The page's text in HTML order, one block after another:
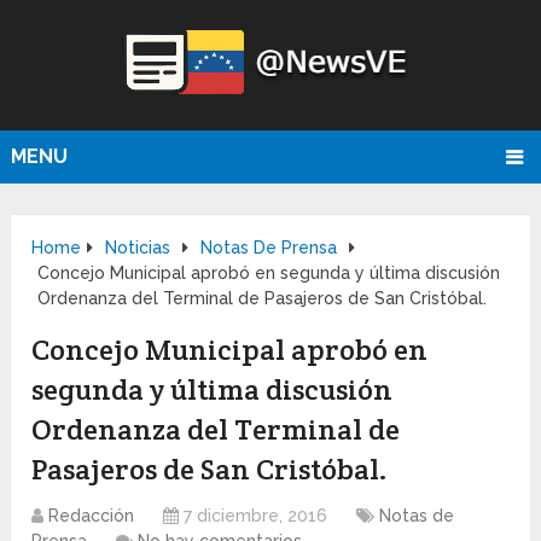
MENU
Home Noticias
Notas De Prensa
Concejo Municipal aprobó en segunda y última discusión
Ordenanza del Terminal de Pasajeros de San Cristóbal.
Concejo Municipal aprobó en
segunda y última discusión
Ordenanza del Terminal de
Pasajeros de San Cristóbal.
Redacción 7 diciembre, 2016
Notas de